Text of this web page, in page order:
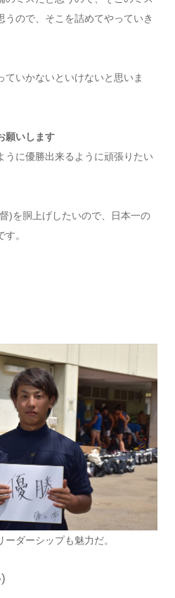
うので、そこを詰めてやっていき
ていかないといけないと思いま
願いします
うに優勝出来るように頑張りたい
)を胴上げしたいので、日本一の
。
ダーシップも魅力だ。